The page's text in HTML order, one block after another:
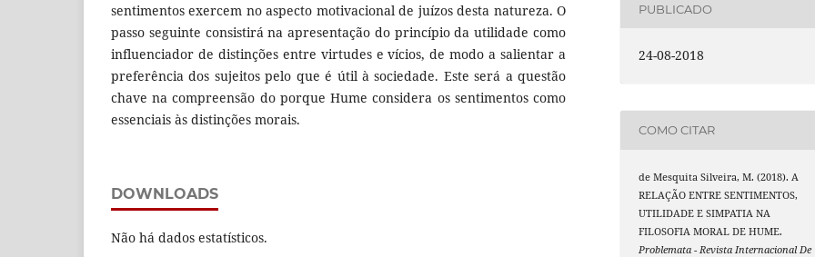
sentimentos exercem no aspecto motivacional de juízos desta natureza. O
passo seguinte consistirá na apresentação do princípio da utilidade como
influenciador de distinções entre virtudes e vícios, de modo a salientar a
preferência dos sujeitos pelo que é útil à sociedade. Este será a questão
chave na compreensão do porque Hume considera os sentimentos como
essenciais às distinções morais.
DOWNLOADS
Não há dados estatísticos.
PUBLICADO
24-08-2018
COMO CITAR
de Mesquita Silveira, M. (2018). A
RELAÇÃO ENTRE SENTIMENTOS,
UTILIDADE E SIMPATIA NA
FILOSOFIA MORAL DE HUME.
Problemata - Revista Internacional De